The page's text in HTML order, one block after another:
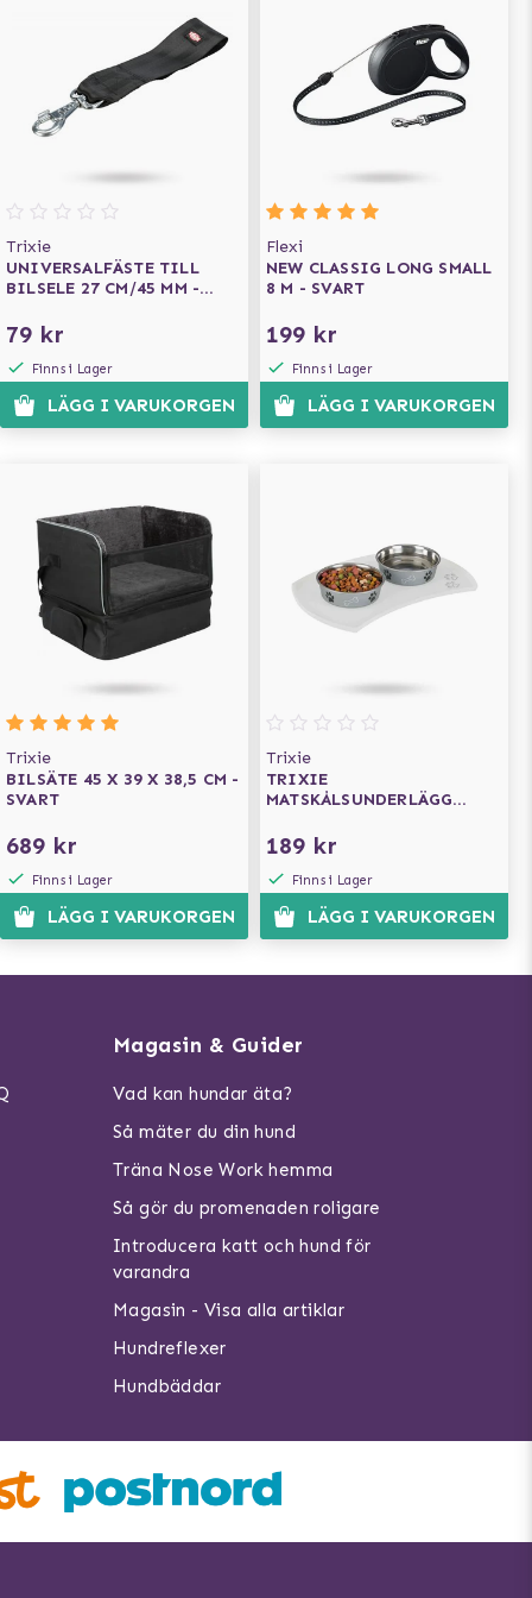
Trixie
UNIVERSALFÄSTE TILL
BILSELE 27 CM/45 MM -
79 kr
Finns i Lager
LÄGG I VARUKORGEN
Flexi
NEW CLASSIG LONG SMALL
8 M - SVART
199 kr
Finns i Lager
LÄGG I VARUKORGEN
Trixie
BILSÄTE 45 X 39 X 38,5 CM -
SVART
689 kr
Finns i Lager
LÄGG I VARUKORGEN
Trixie
TRIXIE
MATSKÅLSUNDERLÄGG
189 kr
Finns i Lager
LÄGG I VARUKORGEN
Magasin & Guider
Vad kan hundar äta?
Så mäter du din hund
Träna Nose Work hemma
Så gör du promenaden roligare
Introducera katt och hund för
varandra
Magasin - Visa alla artiklar
Hundreflexer
Hundbäddar